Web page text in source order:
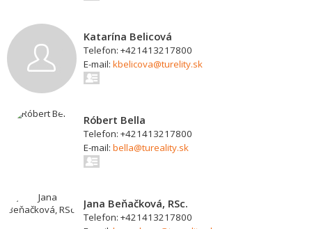
Katarína Belicová
Telefon: +421413217800
E-mail: kbelicova@turelity.sk
Róbert Bella
Telefon: +421413217800
E-mail: bella@tureality.sk
Jana Beňačková, RSc.
Telefon: +421413217800